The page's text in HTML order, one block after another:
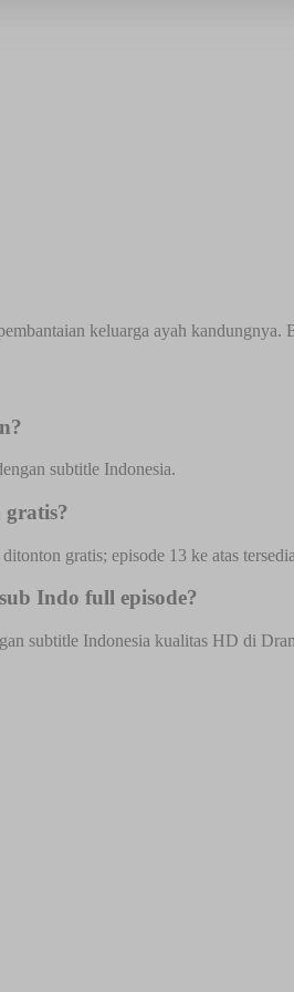
keluarga ayah
subtitle Indonesia.
gratis; episode 13 ke atas
Indo full episode?
subtitle Indonesia kualitas HD di